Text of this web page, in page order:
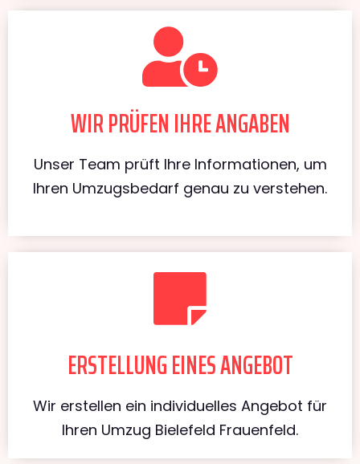
WIR PRÜFEN IHRE ANGABEN
Unser Team prüft Ihre Informationen, um
Ihren Umzugsbedarf genau zu verstehen.
ERSTELLUNG EINES ANGEBOT
Wir erstellen ein individuelles Angebot für
Ihren Umzug Bielefeld Frauenfeld.